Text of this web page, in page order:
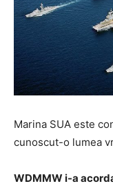
Marina SUA este
cunoscut-o lumea
WDMMW i-a